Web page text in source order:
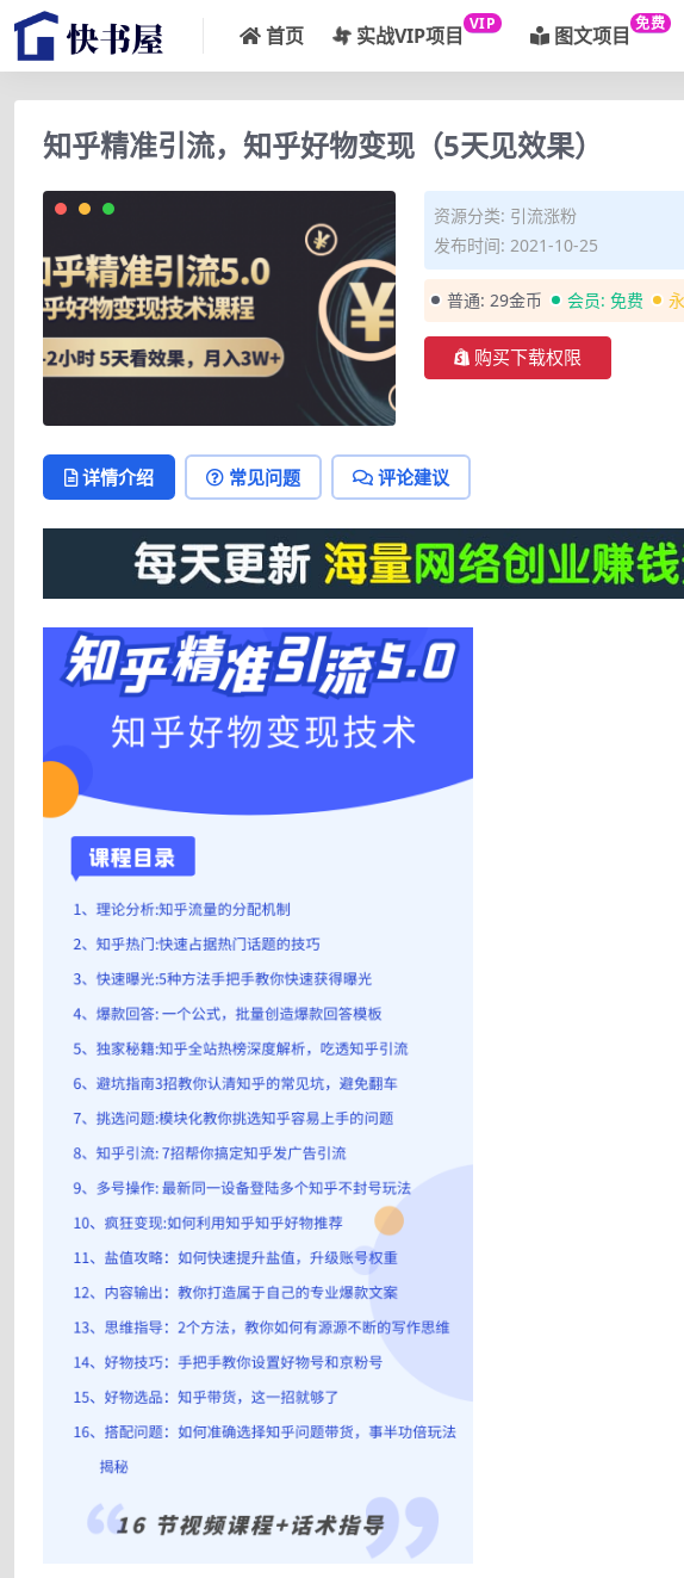
首页 实战VIP项目 VIP 图文项目 免费
知乎精准引流，知乎好物变现（5天见效果）
资源分类: 引流涨粉
发布时间: 2021-10-25
普通: 29金币 会员: 免费
购买下载权限
详情介绍 常见问题 评论建议